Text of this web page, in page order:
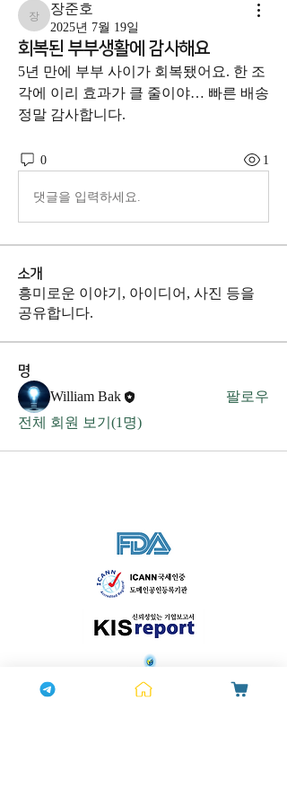
장준호
장준호
2025년 7월 19일
회복된 부부생활에 감사해요
5년 만에 부부 사이가 회복됐어요. 한 조
각에 이리 효과가 클 줄이야… 빠른 배송
정말 감사합니다.
0 1
댓글을 입력하세요.
소개
흥미로운 이야기, 아이디어, 사진 등을
공유합니다.
명
William Bak
팔로우
전체 회원 보기(1명)